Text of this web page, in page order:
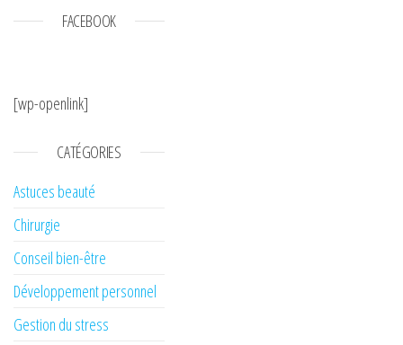
FACEBOOK
[wp-openlink]
CATÉGORIES
Astuces beauté
Chirurgie
Conseil bien-être
Développement personnel
Gestion du stress